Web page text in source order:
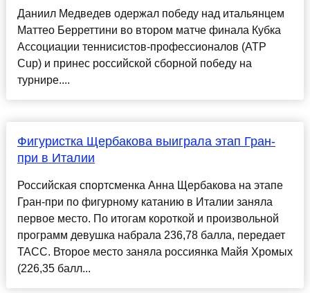
Даниил Медведев одержал победу над итальянцем
Маттео Берреттини во втором матче финала Кубка
Ассоциации теннисистов-профессионалов (АТР
Cup) и принес российской сборной победу на
турнире....
Фигуристка Щербакова выиграла этап Гран-
при в Италии
Российская спортсменка Анна Щербакова на этапе
Гран-при по фигурному катанию в Италии заняла
первое место. По итогам короткой и произвольной
программ девушка набрала 236,78 балла, передает
ТАСС. Второе место заняла россиянка Майя Хромых
(226,35 балл...